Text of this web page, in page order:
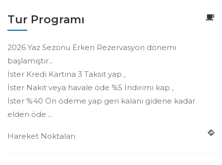
Tur Programı
2026 Yaz Sezonu Erken Rezervasyon dönemi
başlamıştır...
İster Kredi Kartına 3 Taksit yap ,
İster Nakit veya havale öde %5 İndirimi kap ,
İster %40 Ön ödeme yap geri kalanı gidene kadar
elden öde ...
Hareket Noktaları